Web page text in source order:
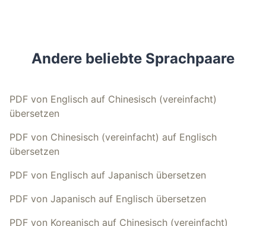
Andere beliebte Sprachpaare
PDF von Englisch auf Chinesisch (vereinfacht)
übersetzen
PDF von Chinesisch (vereinfacht) auf Englisch
übersetzen
PDF von Englisch auf Japanisch übersetzen
PDF von Japanisch auf Englisch übersetzen
PDF von Koreanisch auf Chinesisch (vereinfacht)